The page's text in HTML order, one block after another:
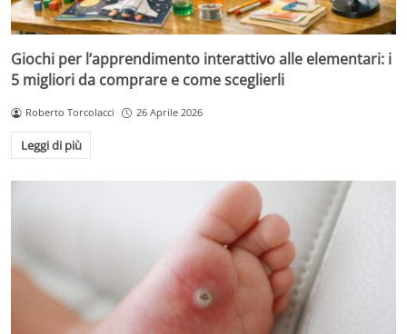
Giochi per l’apprendimento interattivo alle elementari: i
5 migliori da comprare e come sceglierli
Roberto Torcolacci 26 Aprile 2026
Leggi di più